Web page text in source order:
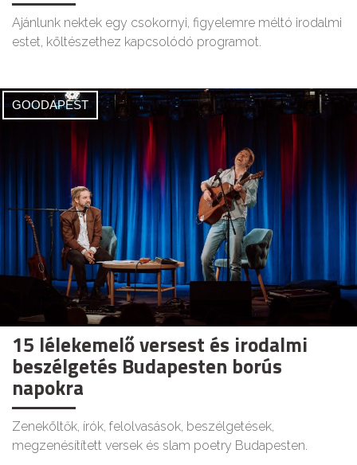
Ajánlunk nektek egy csokornyi, figyelemre méltó irodalmi
estet, költészethez kapcsolódó programot.
GOODAPEST
15 lélekemelő versest és irodalmi
beszélgetés Budapesten borús
napokra
Zeneköltők, írók, felolvasások, beszélgetések,
megzenésítített versek és slam poetry Budapesten.